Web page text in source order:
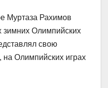
Муртаза Рахимов
зимних Олимпийских
свою
Олимпийских играх